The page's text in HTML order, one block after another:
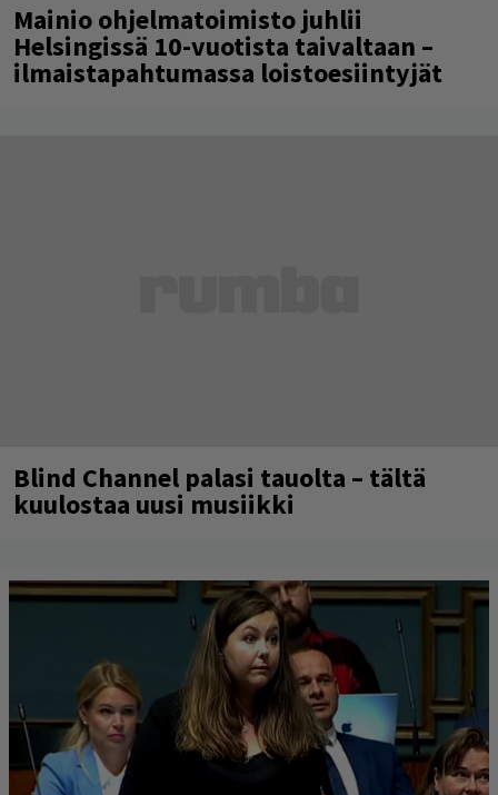
Mainio ohjelmatoimisto juhlii
Helsingissä 10-vuotista taivaltaan –
ilmaistapahtumassa loistoesiintyjät
Blind Channel palasi tauolta – tältä
kuulostaa uusi musiikki